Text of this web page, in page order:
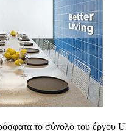
το σύνολο του έργου